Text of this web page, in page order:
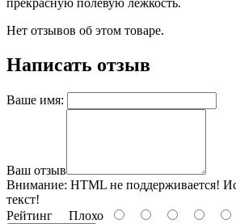
Нет отзывов об этом товаре.
Написать отзыв
Ваше имя:
Ваш отзыв
Внимание: HTML не поддерживается!
текст!
Рейтинг Плохо